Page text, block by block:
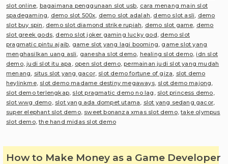
slot online, bagaimana penggunaan slot usb, cara menang main slot
spadegaming, demo slot 500x, demo slot adalah, demo slot asli, demo
slot buy spin , demo slot diamond strike rupiah, demo slot game, demo
slot greek gods, demo slot joker gaming lucky god, demo slot
pragmatic pintu ajaib, game slot yang lagi booming, game slot yang
menghasilkan uang asli, ganesha slot demo, healing slot demo,idn slot
demo,judi slot itu apa , open slot demo,permainan judi slot yang mudah
menang, situs slot yang gacor, slot demo fortune of giza, slot demo
heylinkme, slot demo madame destiny megaways, slot demo majong,
slot demo terlengkap, slot pragmatic demo no lag , slot princess demo,
slot wwg demo, slot yang ada dompet utama, slot yang sedang gacor,
super elephant slot demo, sweet bonanza xmas slot demo,take olympus
slot demo,the hand midas slot demo
How to Make Money as a Game Developer